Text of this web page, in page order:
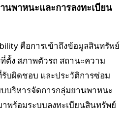
นพาหนะและการลงทะเบียน
คือการเข้าถึงข้อมูลสินทรัพย์
ตั้ง สภาพตัวรถ สถานะความ
บผิดชอบ และประวัติการซ่อม
บริหารจัดการกลุ่มยานพาหนะ
พร้อมระบบลงทะเบียนสินทรัพย์